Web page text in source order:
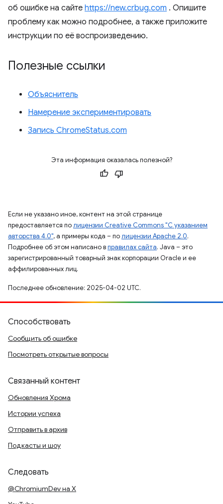
об ошибке на сайте https://new.crbug.com . Опишите
проблему как можно подробнее, а также приложите
инструкции по её воспроизведению.
Полезные ссылки
Объяснитель
Намерение экспериментировать
Запись ChromeStatus.com
Эта информация оказалась полезной?
Если не указано иное, контент на этой странице
предоставляется полицензии Creative Commons "С указанием
авторства 4.0", а примеры кода – полицензии Apache 2.0.
Подробнее об этом написано вправилах сайта. Java – это
зарегистрированный товарный знак корпорации Oracle и ее
аффилированных лиц.
Последнее обновление: 2025-04-02 UTC.
Способствовать
Сообщить об ошибке
Посмотреть открытые вопросы
Связанный контент
Обновления Хрома
Истории успеха
Отправить в архив
Подкасты и шоу
Следовать
@ChromiumDev на X